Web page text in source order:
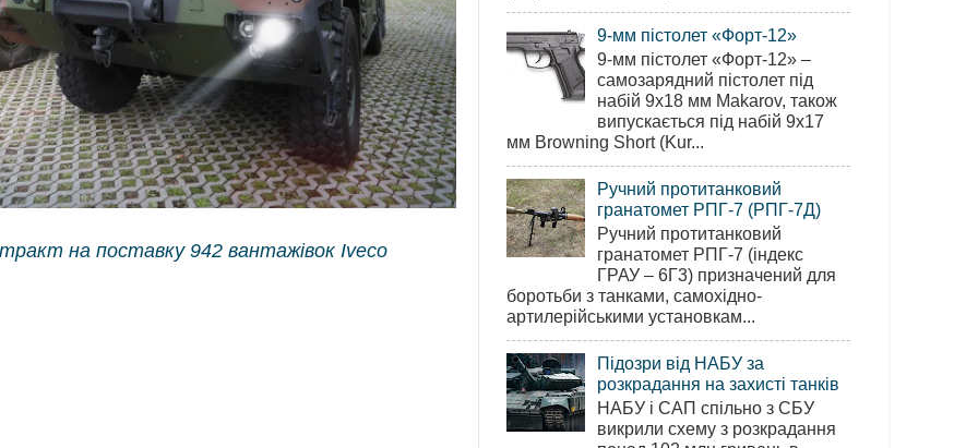
на поставку 942 вантажівок Iveco
9-мм пістолет «Форт-12»
9-мм пістолет «Форт-12» –
самозарядний пістолет під
набій 9х18 мм Makarov, також
випускається під набій 9х17
мм Browning Short (Kur...
Ручний протитанковий
гранатомет РПГ-7 (РПГ-7Д)
Ручний протитанковий
гранатомет РПГ-7 (індекс
ГРАУ – 6Г3) призначений для
боротьби з танками, самохідно-
артилерійськими установкам...
Підозри від НАБУ за
розкрадання на захисті танків
НАБУ і САП спільно з СБУ
викрили схему з розкрадання